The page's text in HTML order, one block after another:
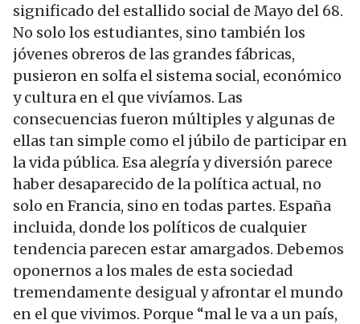
significado del estallido social de Mayo del 68.
No solo los estudiantes, sino también los
jóvenes obreros de las grandes fábricas,
pusieron en solfa el sistema social, económico
y cultura en el que vivíamos. Las
consecuencias fueron múltiples y algunas de
ellas tan simple como el júbilo de participar en
la vida pública. Esa alegría y diversión parece
haber desaparecido de la política actual, no
solo en Francia, sino en todas partes. España
incluida, donde los políticos de cualquier
tendencia parecen estar amargados. Debemos
oponernos a los males de esta sociedad
tremendamente desigual y afrontar el mundo
en el que vivimos. Porque “mal le va a un país,